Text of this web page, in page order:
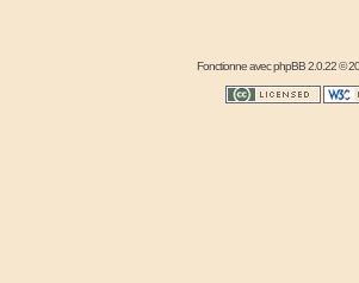
Fonctionne avecphpBB2.0.22 ©